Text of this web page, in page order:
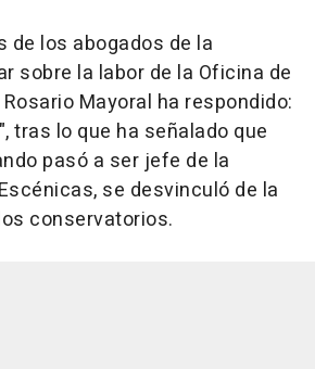
de los abogados de la
sobre la labor de la Oficina de
Mayoral ha respondido:
tras lo que ha señalado que
pasó a ser jefe de la
se desvinculó de la
conservatorios.